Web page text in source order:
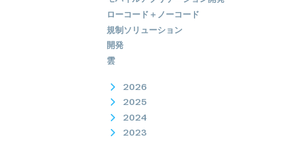
ローコード＋ノーコード
規制ソリューション
開発
雲
2026
2025
2024
2023